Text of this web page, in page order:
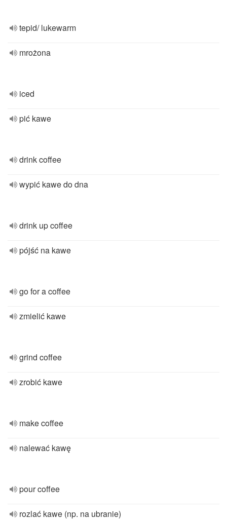
tepid/ lukewarm
mrożona
iced
pić kawe
drink coffee
wypić kawe do dna
drink up coffee
pójść na kawe
go for a coffee
zmielić kawe
grind coffee
zrobić kawe
make coffee
nalewać kawę
pour coffee
rozlać kawe (np. na ubranie)